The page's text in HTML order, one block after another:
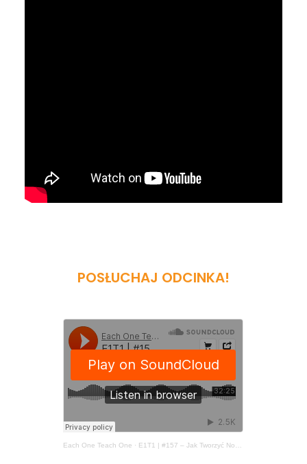
POSŁUCHAJ ODCINKA!
Each One Teach One · E1T1 | #157 – Jak Tworzyć Nową Wersję Relacji Intymnych?